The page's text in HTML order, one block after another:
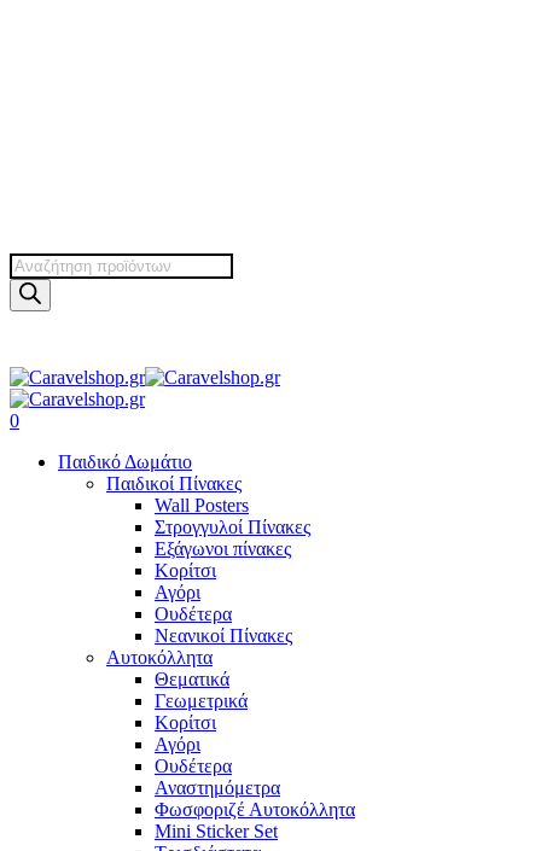
Products
search
search
account
0
Παιδικό Δωμάτιο
Παιδικοί Πίνακες
Wall Posters
Στρογγυλοί Πίνακες
Εξάγωνοι πίνακες
Κορίτσι
Αγόρι
Ουδέτερα
Νεανικοί Πίνακες
Αυτοκόλλητα
Θεματικά
Γεωμετρικά
Κορίτσι
Αγόρι
Ουδέτερα
Αναστημόμετρα
Φωσφοριζέ Αυτοκόλλητα
Mini Sticker Set